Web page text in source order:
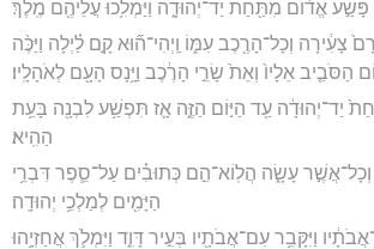
פָּשַׁ֣ע אֱד֔וֹם מִתַּ֖חַת יַד־יְהוּדָ֑ה וַיַּמְלִ֥כוּ עֲלֵיהֶ֖ם מֶֽלֶךְ׃
צָעִ֔ירָה וְכָל־הָרֶ֖כֶב עִמּ֑וֹ וַֽיְהִי־ה֞וּא קָ֣ם לַ֗יְלָה וַיַּכֶּ֨ה
הַסֹּבֵ֤יב אֵלָיו֙ וְאֵת֙ שָׂרֵ֣י הָרֶ֔כֶב וַיָּ֥נָס הָעָ֖ם לְאֹהָלָֽיו׃
יַד־יְהוּדָ֔ה עַ֖ד הַיּ֣וֹם הַזֶּ֑ה אָ֛ז תִּפְשַׁ֥ע לִבְנָ֖ה בָּעֵ֥ת
הַהִֽיא׃
וְכָל־אֲשֶׁ֣ר עָשָׂ֑ה הֲלֽוֹא־הֵ֣ם כְּתוּבִ֗ים עַל־סֵ֛פֶר דִּבְרֵ֥י
הַיָּמִ֖ים לְמַלְכֵ֥י יְהוּדָֽה׃
וַיִּקָּבֵ֥ר עִם־אֲבֹתָ֖יו בְּעִ֣יר דָּוִ֑ד וַיִּמְלֹ֛ךְ אֲחַזְיָ֥הוּ